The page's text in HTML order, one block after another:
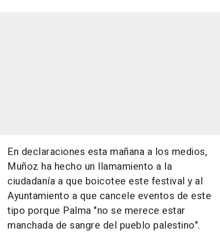
En declaraciones esta mañana a los medios,
Muñoz ha hecho un llamamiento a la
ciudadanía a que boicotee este festival y al
Ayuntamiento a que cancele eventos de este
tipo porque Palma "no se merece estar
manchada de sangre del pueblo palestino".